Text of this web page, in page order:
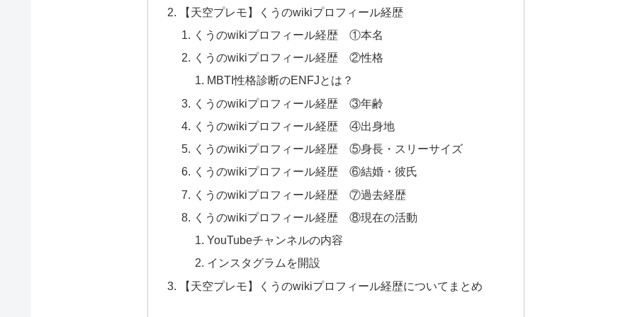
【天空プレモ】くうのwikiプロフィール経歴
くうのwikiプロフィール経歴 ①本名
くうのwikiプロフィール経歴 ②性格
MBTI性格診断のENFJとは？
くうのwikiプロフィール経歴 ③年齢
くうのwikiプロフィール経歴 ④出身地
くうのwikiプロフィール経歴 ⑤身長・スリーサイズ
くうのwikiプロフィール経歴 ⑥結婚・彼氏
くうのwikiプロフィール経歴 ⑦過去経歴
くうのwikiプロフィール経歴 ⑧現在の活動
YouTubeチャンネルの内容
インスタグラムを開設
【天空プレモ】くうのwikiプロフィール経歴についてまとめ